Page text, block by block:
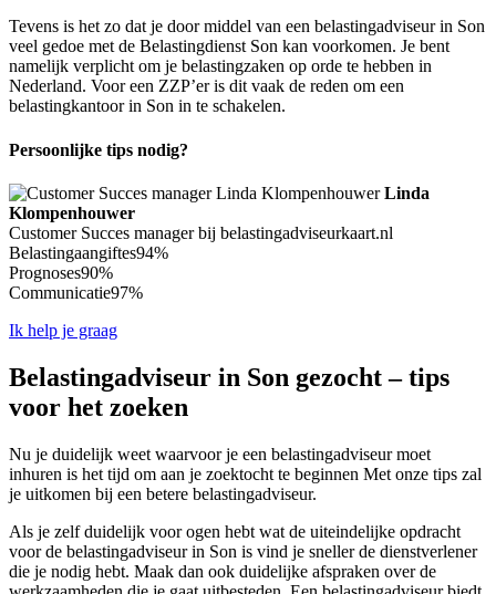
Tevens is het zo dat je door middel van een belastingadviseur in Son
veel gedoe met de Belastingdienst Son kan voorkomen. Je bent
namelijk verplicht om je belastingzaken op orde te hebben in
Nederland. Voor een ZZP’er is dit vaak de reden om een
belastingkantoor in Son in te schakelen.
Persoonlijke tips nodig?
Linda
Klompenhouwer
Customer Succes manager bij belastingadviseurkaart.nl
Belastingaangiftes94%
Prognoses90%
Communicatie97%
Ik help je graag
Belastingadviseur in Son gezocht – tips
voor het zoeken
Nu je duidelijk weet waarvoor je een belastingadviseur moet
inhuren is het tijd om aan je zoektocht te beginnen Met onze tips zal
je uitkomen bij een betere belastingadviseur.
Als je zelf duidelijk voor ogen hebt wat de uiteindelijke opdracht
voor de belastingadviseur in Son is vind je sneller de dienstverlener
die je nodig hebt. Maak dan ook duidelijke afspraken over de